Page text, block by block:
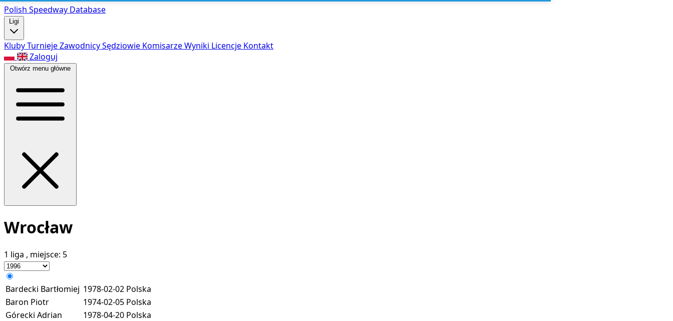
Polish Speedway Database
Ligi
KlubyTurniejeZawodnicySędziowie KomisarzeWyniki Licencje Kontakt
Zaloguj
Otwórz menu główne
Wrocław
1 liga , miejsce: 5
Bardecki Bartłomiej 1978-02-02 Polska
Baron Piotr
1974-02-05 Polska
Górecki Adrian
1978-04-20 Polska